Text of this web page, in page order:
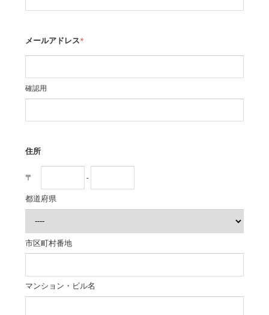
メールアドレス*
確認用
住所
〒 -
都道府県
市区町村番地
マンション・ビル名